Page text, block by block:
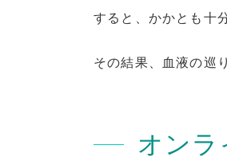
すると、かかとも十
その結果、血液の巡
オンラ